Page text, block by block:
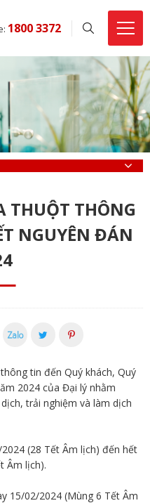
1800 3372
THUỘT THÔNG
NGUYÊN ĐÁN
tin đến Quý khách, Quý
2024 của Đại lý nhằm
trải nghiệm và làm dịch
(28 Tết Âm lịch) đến hết
Âm lịch).
15/02/2024 (Mùng 6 Tết Âm